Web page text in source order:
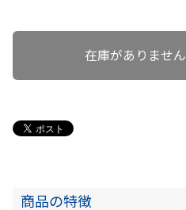
在庫がありません
商品の特徴